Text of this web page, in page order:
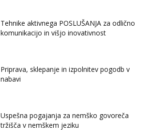
Tehnike aktivnega POSLUŠANJA za odlično
komunikacijo in višjo inovativnost
Priprava, sklepanje in izpolnitev pogodb v
nabavi
Uspešna pogajanja za nemško govoreča
tržišča v nemškem jeziku